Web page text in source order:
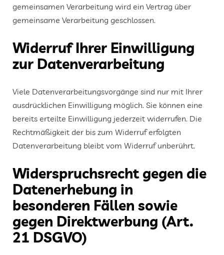
gemeinsamen Verarbeitung wird ein Vertrag über
gemeinsame Verarbeitung geschlossen.
Widerruf Ihrer Einwilligung
zur Datenverarbeitung
Viele Datenverarbeitungsvorgänge sind nur mit Ihrer
ausdrücklichen Einwilligung möglich. Sie können eine
bereits erteilte Einwilligung jederzeit widerrufen. Die
Rechtmäßigkeit der bis zum Widerruf erfolgten
Datenverarbeitung bleibt vom Widerruf unberührt.
Widerspruchsrecht gegen die
Datenerhebung in
besonderen Fällen sowie
gegen Direktwerbung (Art.
21 DSGVO)